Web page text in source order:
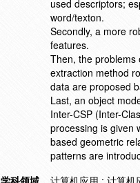
used descriptors;
word/texton.
Secondly, a more
features.
Then, the problems
extraction method
data are proposed
Last, an object
Inter-CSP (Inter-
processing is given
based geometric
patterns are
学科领域
计算机应用 ; 计算机